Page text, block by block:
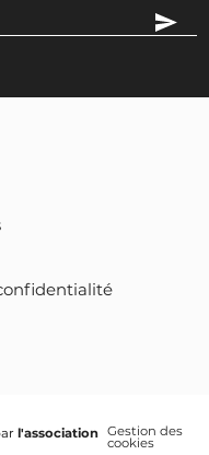
l'association Gestion des
cookies